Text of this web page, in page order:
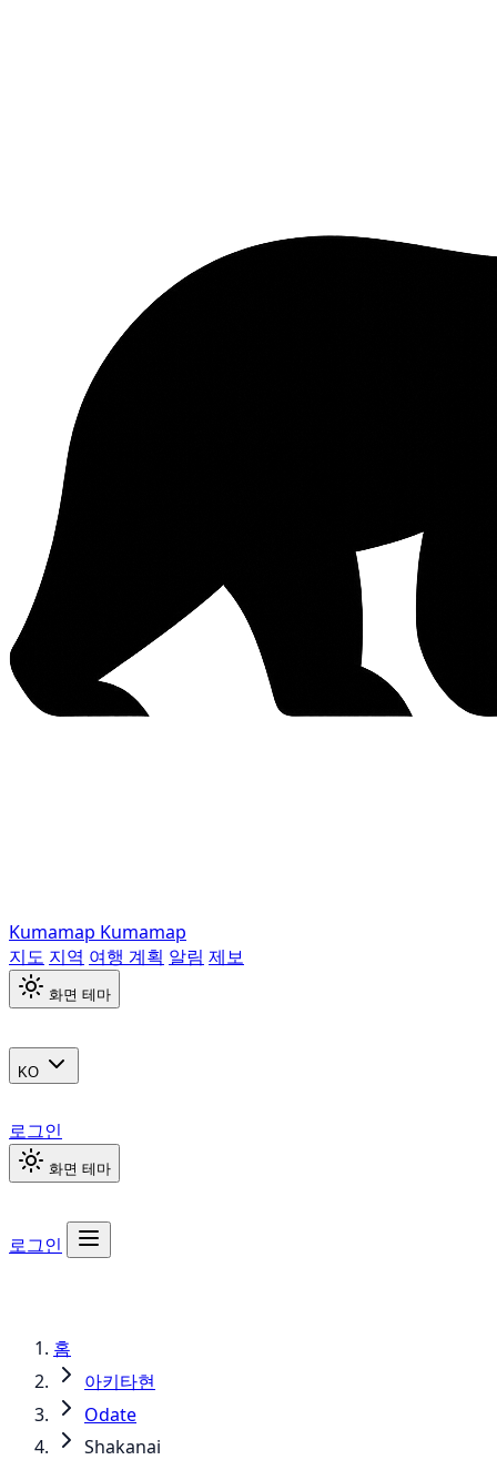
Kumamap Kumamap
지도 지역 여행 계획 알림 제보
화면 테마
KO
로그인
화면 테마
로그인
홈
아키타현
Odate
Shakanai